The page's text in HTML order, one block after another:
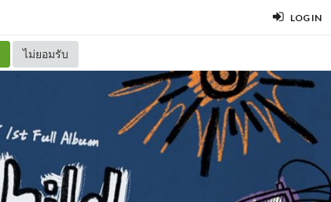
LOG IN
ไม่ยอมรับ